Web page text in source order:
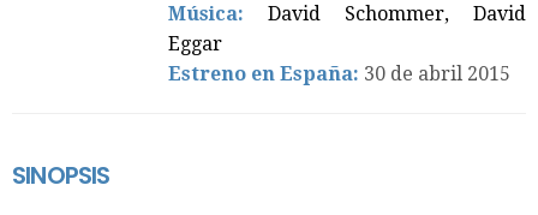
Música: David Schommer, David
Eggar
Estreno en España: 30 de abril 2015
SINOPSIS